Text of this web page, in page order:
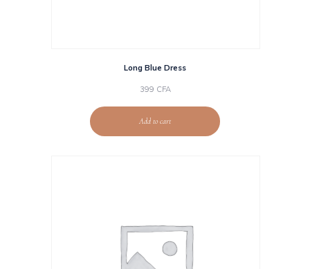
Long Blue Dress
399 CFA
Add to cart